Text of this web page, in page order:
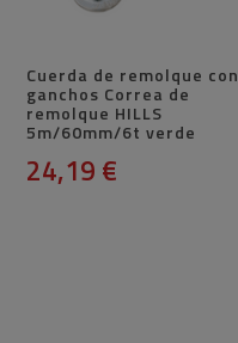
Cuerda de remolque con
ganchos Correa de
remolque HILLS
5m/60mm/6t verde
24,19 €